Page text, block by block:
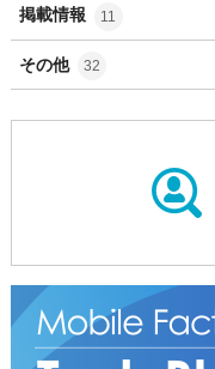
掲載情報 11
その他 32